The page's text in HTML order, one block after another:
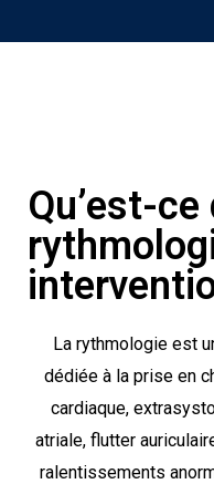
Qu’est-ce
La rythmologie est
dédiée à la prise en
cardiaque,
atriale, flutter
ralentissements